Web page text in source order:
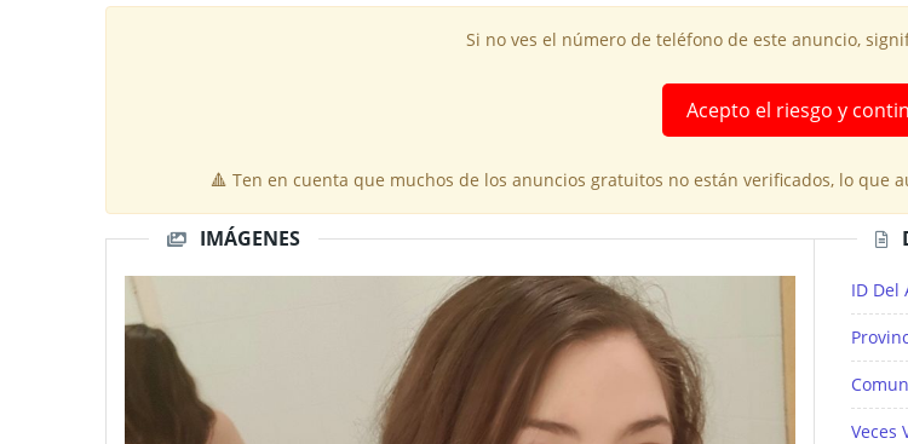
Si no ves el número de teléfono de este anuncio,
Acepto el riesgo y
🔺 Ten en cuenta que muchos de los anuncios gratuitos no están verificados, lo que
IMÁGENES
ID Del
Veces